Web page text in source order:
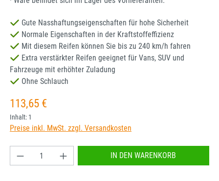
Gute Nasshaftungseigenschaften für hohe Sicherheit
Normale Eigenschaften in der Kraftstoffeffizienz
Mit diesem Reifen können Sie bis zu 240 km/h fahren
Extra verstärkter Reifen geeignet für Vans, SUV und
Fahrzeuge mit erhöhter Zuladung
Ohne Schlauch
Regulärer Preis:
113,65 €
Inhalt: 1
Preise inkl. MwSt. zzgl. Versandkosten
Produkt Anzahl: Gib den gewünschten Wert
IN DEN WARENKORB